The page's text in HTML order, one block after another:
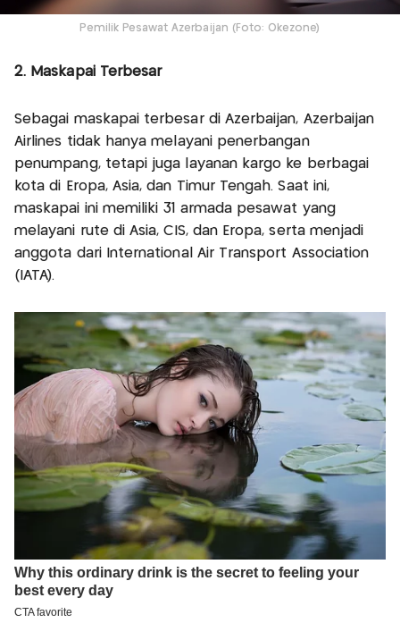
Pemilik Pesawat Azerbaijan (Foto: Okezone)
2. Maskapai Terbesar
Sebagai maskapai terbesar di Azerbaijan, Azerbaijan
Airlines tidak hanya melayani penerbangan
penumpang, tetapi juga layanan kargo ke berbagai
kota di Eropa, Asia, dan Timur Tengah. Saat ini,
maskapai ini memiliki 31 armada pesawat yang
melayani rute di Asia, CIS, dan Eropa, serta menjadi
anggota dari International Air Transport Association
(IATA).